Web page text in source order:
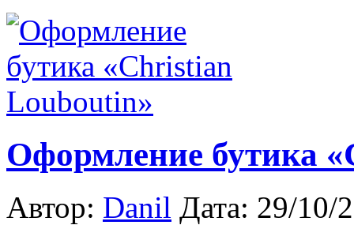
Оформление бутика
Автор: Danil Дата: 29/10/